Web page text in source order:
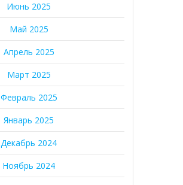
Июнь 2025
Май 2025
Апрель 2025
Март 2025
Февраль 2025
Январь 2025
Декабрь 2024
Ноябрь 2024